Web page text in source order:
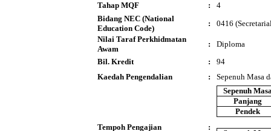
Tahap MQF
:
4
Bidang NEC (National
Education Code)
:
0416
Nilai Taraf Perkhidmatan
Awam
:
Diploma
Bil. Kredit
:
94
Kaedah Pengendalian
: Sepenuh Masa
Tempoh Pengajian :
Sepenuh
Panjang
Pendek